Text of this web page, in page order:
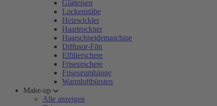
Glätteisen
Lockenstäbe
Heizwickler
Haartrockner
Haarschneidemaschine
Diffusor-Fön
Effilierschere
Friseurschere
Friseurumhänge
Warmluftbürsten
Make-up
Alle anzeigen